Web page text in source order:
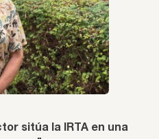
sitúa la IRTA en una